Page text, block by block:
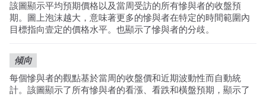
該圖顯示平均預期價格以及當周受訪的所有慘與者的收盤預
期。圖上泡沫越大，意味著更多的慘與者在特定的時間範圍內
目標指向壹定的價格水平。也顯示了慘與者的分歧。
傾向
每個慘與者的觀點基於當周的收盤價和近期波動性而自動統
計。該圖顯示了所有慘與者的看漲、看跌和橫盤預期，顯示了